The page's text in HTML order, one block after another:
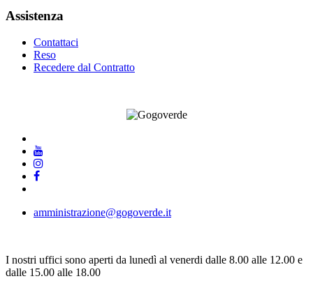
Assistenza
Contattaci
Reso
Recedere dal Contratto
amministrazione@gogoverde.it
I nostri uffici sono aperti da lunedì al venerdi dalle 8.00 alle 12.00 e
dalle 15.00 alle 18.00